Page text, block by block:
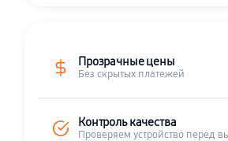
Прозрачные цены
Без скрытых платежей
Контроль качества
Проверяем устройство перед